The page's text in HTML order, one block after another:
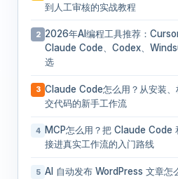
到人工审核的实战教程
2 2026年AI编程工具推荐：Cursor
Claude Code、Codex、
选
3 Claude Code怎么用？从安装、
交代码的新手工作流
4
MCP怎么用？把 Claude Code
接进真实工作流的入门路线
5 AI 自动发布 WordPress 文章怎